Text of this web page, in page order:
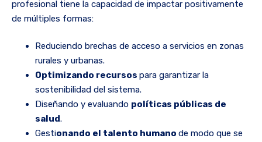
profesional tiene la capacidad de impactar positivamente
de múltiples formas:
Reduciendo brechas de acceso a servicios en zonas
rurales y urbanas.
Optimizando recursos para garantizar la
sostenibilidad del sistema.
Diseñando y evaluando políticas públicas de
salud.
Gestionando el talento humano de modo que se